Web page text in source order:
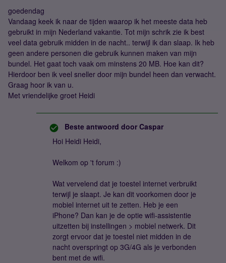
goedendag
Vandaag keek ik naar de tijden waarop ik het meeste data heb
gebruikt in mijn Nederland vakantie. Tot mijn schrik zie ik best
veel data gebruik midden in de nacht.. terwijl ik dan slaap. Ik heb
geen andere personen die gebruik kunnen maken van mijn
bundel. Het gaat toch vaak om minstens 20 MB. Hoe kan dit?
Hierdoor ben ik veel sneller door mijn bundel heen dan verwacht.
Graag hoor ik van u.
Met vriendelijke groet Heidi
Beste antwoord door Caspar
Hoi Heidi Heidi,
Welkom op 't forum :)
Wat vervelend dat je toestel internet verbruikt
terwijl je slaapt. Je kan dit voorkomen door je
mobiel internet uit te zetten. Heb je een
iPhone? Dan kan je de optie wifi-assistentie
uitzetten bij instellingen > mobiel netwerk. Dit
zorgt ervoor dat je toestel niet midden in de
nacht overspringt op 3G/4G als je verbonden
bent met de wifi.